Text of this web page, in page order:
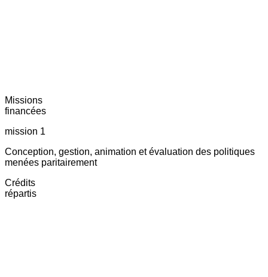
Missions
financées
mission 1
Conception, gestion, animation et évaluation des politiques
menées paritairement
Crédits
répartis